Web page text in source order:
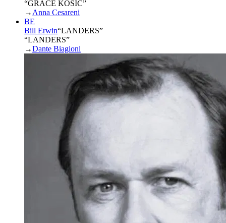
“GRACE KOSIC”
→ Anna Cesareni
BE
Bill Erwin“LANDERS”
“LANDERS”
→Dante Biagioni